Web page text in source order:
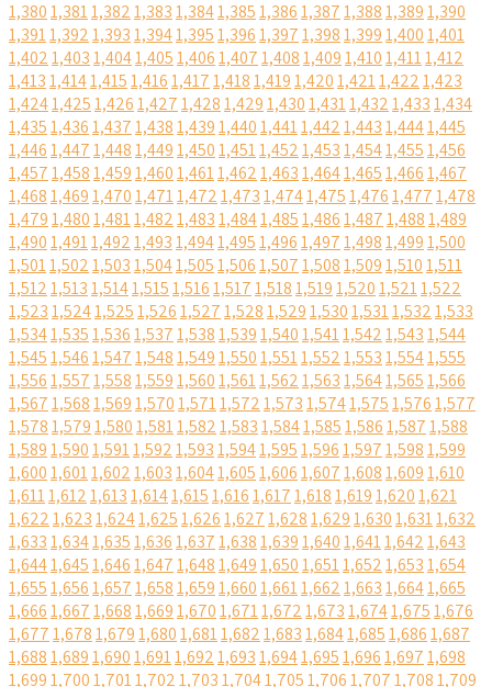
1,3801,3811,3821,3831,3841,3851,3861,3871,3881,3891,390
1,3911,3921,3931,3941,3951,3961,3971,3981,3991,4001,401
1,4021,4031,4041,4051,4061,4071,4081,4091,4101,4111,412
1,4131,4141,4151,4161,4171,4181,4191,4201,4211,4221,423
1,4241,4251,4261,4271,4281,4291,4301,4311,4321,4331,434
1,4351,4361,4371,4381,4391,4401,4411,4421,4431,4441,445
1,4461,4471,4481,4491,4501,4511,4521,4531,4541,4551,456
1,4571,4581,4591,4601,4611,4621,4631,4641,4651,4661,467
1,4681,4691,4701,4711,4721,4731,4741,4751,4761,4771,478
1,4791,4801,4811,4821,4831,4841,4851,4861,4871,4881,489
1,4901,4911,4921,4931,4941,4951,4961,4971,4981,4991,500
1,5011,5021,5031,5041,5051,5061,5071,5081,5091,5101,511
1,5121,5131,5141,5151,5161,5171,5181,5191,5201,5211,522
1,5231,5241,5251,5261,5271,5281,5291,5301,5311,5321,533
1,5341,5351,5361,5371,5381,5391,5401,5411,5421,5431,544
1,5451,5461,5471,5481,5491,5501,5511,5521,5531,5541,555
1,5561,5571,5581,5591,5601,5611,5621,5631,5641,5651,566
1,5671,5681,5691,5701,5711,5721,5731,5741,5751,5761,577
1,5781,5791,5801,5811,5821,5831,5841,5851,5861,5871,588
1,5891,5901,5911,5921,5931,5941,5951,5961,5971,5981,599
1,6001,6011,6021,6031,6041,6051,6061,6071,6081,6091,610
1,6111,6121,6131,6141,6151,6161,6171,6181,6191,6201,621
1,6221,6231,6241,6251,6261,6271,6281,6291,6301,6311,632
1,6331,6341,6351,6361,6371,6381,6391,6401,6411,6421,643
1,6441,6451,6461,6471,6481,6491,6501,6511,6521,6531,654
1,6551,6561,6571,6581,6591,6601,6611,6621,6631,6641,665
1,6661,6671,6681,6691,6701,6711,6721,6731,6741,6751,676
1,6771,6781,6791,6801,6811,6821,6831,6841,6851,6861,687
1,6881,6891,6901,6911,6921,6931,6941,6951,6961,6971,698
1,6991,7001,7011,7021,7031,7041,7051,7061,7071,7081,709